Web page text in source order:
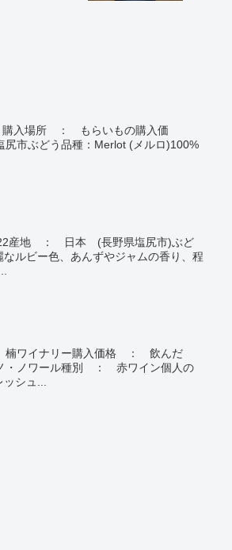
入場所 ： もらいもの購入価
ぶどう品種：Merlot (メルロ)100%
産地 ： 日本 (長野県塩尻市)ぶど
ビー色、あんずやジャムの香り、程
楠ワイナリー購入価格 ： 飲んだ
ノワール種別 ： 赤ワイン個人の
シュ...